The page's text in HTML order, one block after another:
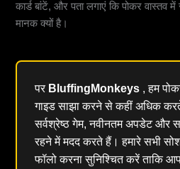
कार्ड बांटें, और पता लगाएं कि पोकर वास्तव में
मानक क्यों है।
पर BluffingMonkeys , हम
गाइड साझा करने से कहीं अधिक
सर्वश्रेष्ठ गेम, नवीनतम अपडेट
रहने में मदद करते हैं। हमारे सभी
फॉलो करना सुनिश्चित करें ताकि